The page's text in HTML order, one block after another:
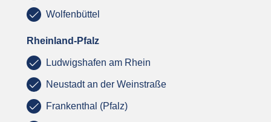
Wolfenbüttel
Rheinland-Pfalz
Ludwigshafen am Rhein
Neustadt an der Weinstraße
Frankenthal (Pfalz)